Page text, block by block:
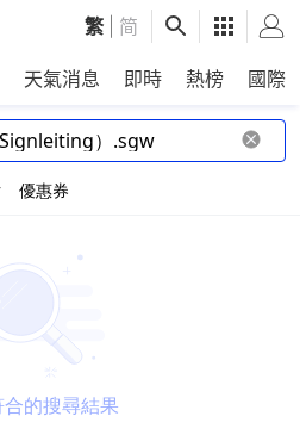
繁 简
天氣消息 即時 熱榜 國際